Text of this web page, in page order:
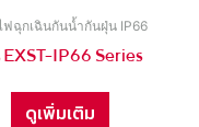
ฟฉุกเฉินกันน้ำกันฝุ่น IP66
IP66 Series
ดูเพิ่มเติม